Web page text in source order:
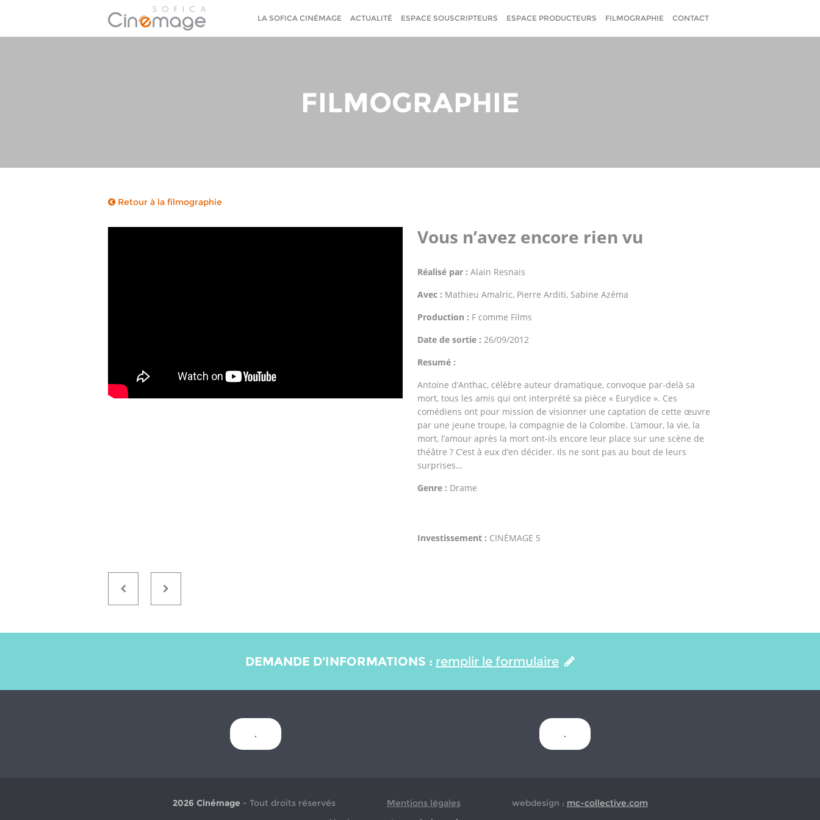
LA SOFICA CINÉMAGE ACTUALITÉ ESPACE SOUSCRIPTEURS ESPACE PRODUCTEURS FILMOGRAPHIE CONTACT
FILMOGRAPHIE
Retour à la filmographie
Vous n’avez encore rien vu
Réalisé par : Alain Resnais
Avec : Mathieu Amalric, Pierre Arditi, Sabine Azéma
Production : F comme Films
Date de sortie : 26/09/2012
Resumé :
Antoine d’Anthac, célèbre auteur dramatique, convoque par-delà sa
mort, tous les amis qui ont interprété sa pièce « Eurydice ». Ces
comédiens ont pour mission de visionner une captation de cette œuvre
par une jeune troupe, la compagnie de la Colombe. L’amour, la vie, la
mort, l’amour après la mort ont-ils encore leur place sur une scène de
théâtre ? C’est à eux d’en décider. Ils ne sont pas au bout de leurs
surprises…
Genre : Drame
Investissement : CINÉMAGE 5
DEMANDE D'INFORMATIONS : remplir le formulaire
. .
2026 Cinémage - Tout droits réservés Mentions légales webdesign : mc-collective.com